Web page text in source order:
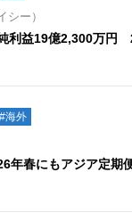
シー）
利益19億2,300万円
#海外
年春にもアジア定期